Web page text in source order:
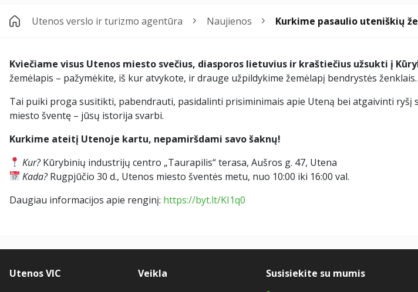
Utenos verslo ir turizmo agentūra Naujienos Kurkime pasaulio uteniškių
Kviečiame visus Utenos miesto svečius, diasporos lietuvius ir kraštiečius užsukti į
žemėlapis – pažymėkite, iš kur atvykote, ir drauge užpildykime žemėlapį bendrystės ženklais.
Tai puiki proga susitikti, pabendrauti, pasidalinti prisiminimais apie Uteną bei atgaivinti
miesto šventę – jūsų istorija svarbi.
Kurkime ateitį Utenoje kartu, nepamiršdami savo šaknų!
Kur?Kūrybinių industrijų centro „Taurapilis“ terasa, Aušros g. 47, Utena
Kada?Rugpjūčio 30 d., Utenos miesto šventės metu, nuo 10:00 iki 16:00 val.
Daugiau informacijos apie renginį: https://byt.lt/KI1q0
Utenos VIC Veikla Susisiekite su mumis